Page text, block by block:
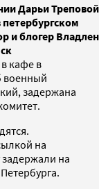
Дарьи Треповой
и блогер Владлен
кафе в
военный
задержана
на
задержали на